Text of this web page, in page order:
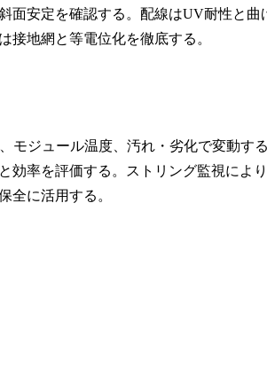
面安定を確認する。配線はUV耐性と
接地網と等電位化を徹底する。
モジュール温度、汚れ・劣化で変動す
効率を評価する。ストリング監視によ
全に活用する。